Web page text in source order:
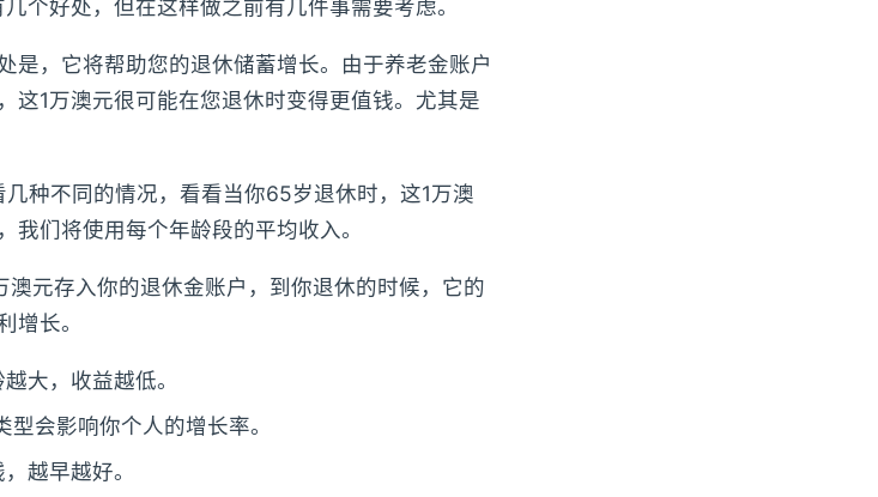
个好处，但在这样做之前有几件事需要考虑。
是，它将帮助您的退休储蓄增长。由于养老金账户
这1万澳元很可能在您退休时变得更值钱。尤其是
种不同的情况，看看当你65岁退休时，这1万澳
们将使用每个年龄段的平均收入。
元存入你的退休金账户，到你退休的时候，它的
增长。
大，收益越低。
会影响你个人的增长率。
越早越好。